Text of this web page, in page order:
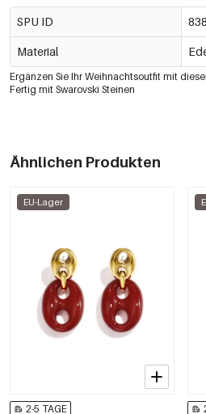
SPU ID
Material
Ergänzen Sie Ihr Weihnachtsoutfit mit
Fertig mit Swarovski Steinen
Ähnlichen Produkten
EU-Lager
2-5 TAGE